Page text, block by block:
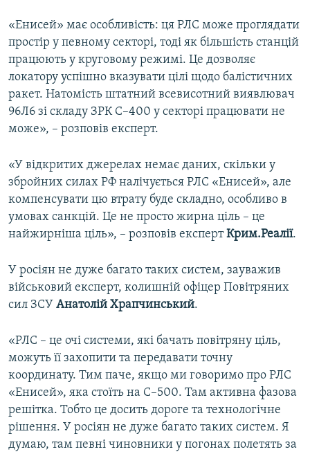
«Енисей» має особливість: ця РЛС може проглядати
простір у певному секторі, тоді як більшість станцій
працюють у круговому режимі. Це дозволяє
локатору успішно вказувати цілі щодо балістичних
ракет. Натомість штатний всевисотний виявлювач
96Л6 зі складу ЗРК С–400 у секторі працювати не
може», – розповів експерт.
«У відкритих джерелах немає даних, скільки у
збройних силах РФ налічується РЛС «Енисей», але
компенсувати цю втрату буде складно, особливо в
умовах санкцій. Це не просто жирна ціль – це
найжирніша ціль», – розповів експертКрим.Реалії.
У росіян не дуже багато таких систем, зауважив
військовий експерт, колишній офіцер Повітряних
сил ЗСУ Анатолій Храпчинський.
«РЛС – це очі системи, які бачать повітряну ціль,
можуть її захопити та передавати точну
координату. Тим паче, якщо ми говоримо про РЛС
«Енисей», яка стоїть на С–500. Там активна фазова
решітка. Тобто це досить дороге та технологічне
рішення. У росіян не дуже багато таких систем. Я
думаю, там певні чиновники у погонах полетять за